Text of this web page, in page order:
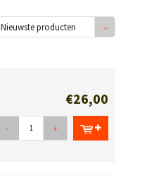
Nieuwste producten
€26,00
- +